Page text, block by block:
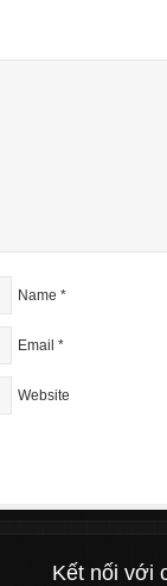
Name *
Email *
Website
Kết nối với